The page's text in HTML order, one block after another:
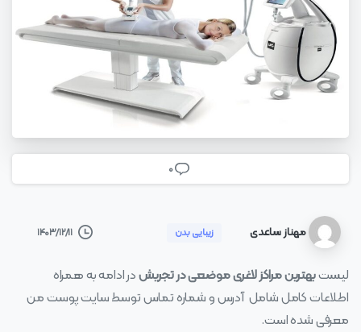
0
مهناز ساعدی زیبایی بدن ۱۴۰۳/۱۲/۱۱
لیستبهترین مراکز لاغری موضعی در تجریشدر ادامه به همراه
اطلاعات کامل شامل آدرس و شماره تماس توسط سایت پوست من
معرفی شده است.